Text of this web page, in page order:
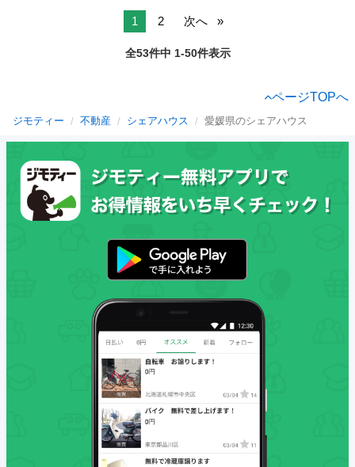
1 2 次へ
全53件中 1-50件表示
ページTOPへ
ジモティー 不動産 シェアハウス 愛媛県のシェアハウス